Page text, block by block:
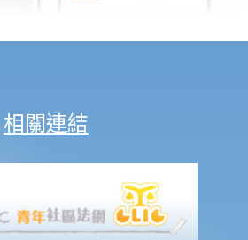
作，他們是否需要申請工作簽證？
取得正式的英籍護照（而非英國公民（海
身分證？
相關連結